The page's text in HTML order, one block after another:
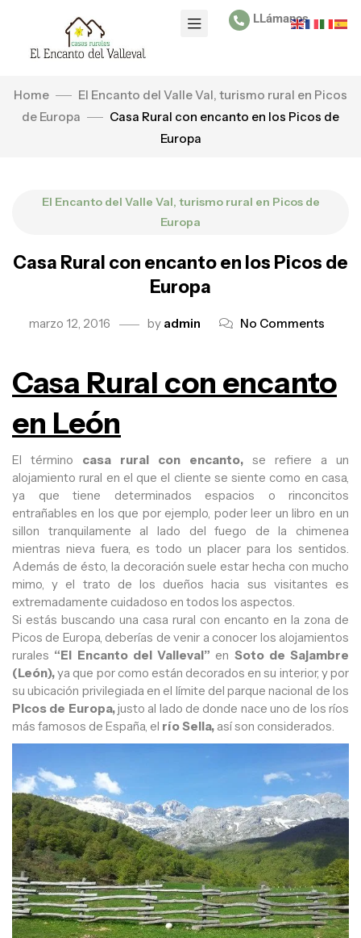
LLámanos
Home
El Encanto del Valle Val, turismo rural en Picos
de Europa
Casa Rural con encanto en los Picos de
Europa
El Encanto del Valle Val, turismo rural en Picos de
Europa
Casa Rural con encanto en los Picos de
Europa
marzo 12, 2016 by admin No Comments
Casa Rural con encanto
en León
El término casa rural con encanto, se refiere a un
alojamiento rural en el que el cliente se siente como en casa,
ya que tiene determinados espacios o rinconcitos
entrañables en los que por ejemplo, poder leer un libro en un
sillon tranquilamente al lado del fuego de la chimenea
mientras nieva fuera, es todo un placer para los sentidos.
Además de ésto, la decoración suele estar hecha con mucho
mimo, y el trato de los dueños hacia sus visitantes es
extremadamente cuidadoso en todos los aspectos.
Si estás buscando una casa rural con encanto en la zona de
Picos de Europa, deberías de venir a conocer los alojamientos
rurales “El Encanto del Valleval” en Soto de Sajambre
(León),ya que por como están decorados en su interior, y por
su ubicación privilegiada en el límite del parque nacional de los
Picos de Europa,justo al lado de donde nace uno de los ríos
más famosos de España, el río Sella, así son considerados.